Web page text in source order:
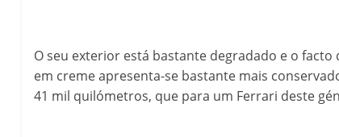
O seu exterior está bastante degradado e o
em creme apresenta-se bastante mais
41 mil quilómetros, que para um Ferrari deste